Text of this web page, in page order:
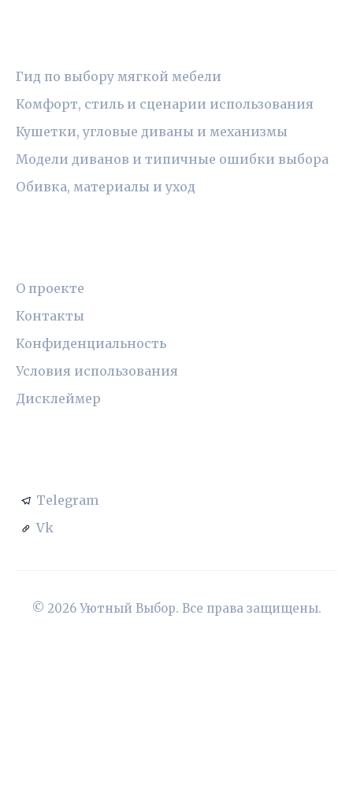
Гид по выбору мягкой мебели
Комфорт, стиль и сценарии использования
Кушетки, угловые диваны и механизмы
Модели диванов и типичные ошибки выбора
Обивка, материалы и уход
О проекте
Контакты
Конфиденциальность
Условия использования
Дисклеймер
Telegram
Vk
© 2026 Уютный Выбор. Все права защищены.